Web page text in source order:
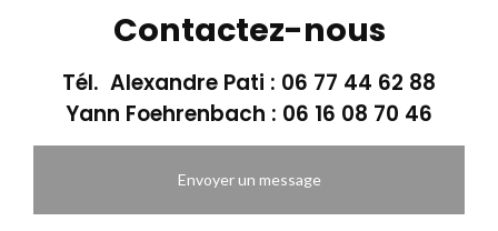
Contactez-nous
Tél. Alexandre Pati : 06 77 44 62 88
Yann Foehrenbach : 06 16 08 70 46
Envoyer un message